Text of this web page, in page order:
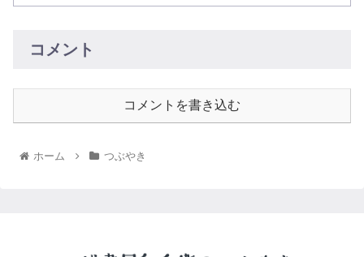
コメント
コメントを書き込む
ホーム つぶやき